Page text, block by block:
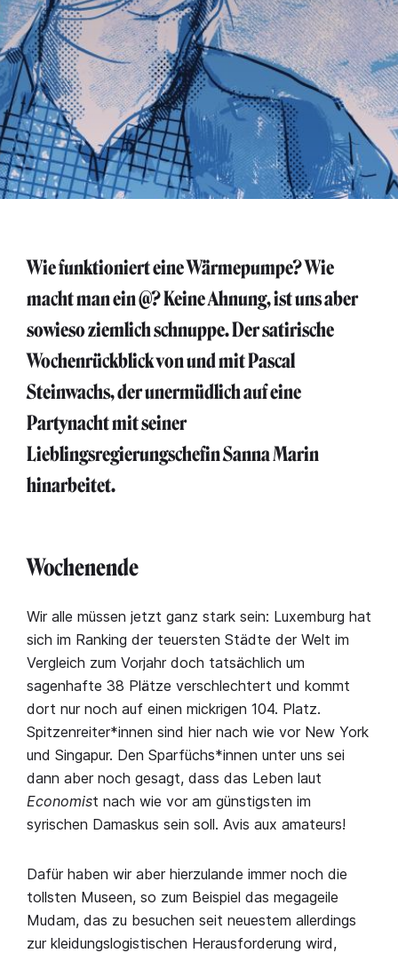
Wie funktioniert eine Wärmepumpe? Wie
macht man ein @? Keine Ahnung, ist uns aber
sowieso ziemlich schnuppe. Der satirische
Wochenrückblick von und mit Pascal
Steinwachs, der unermüdlich auf eine
Partynacht mit seiner
Lieblingsregierungschefin Sanna Marin
hinarbeitet.
Wochenende
Wir alle müssen jetzt ganz stark sein: Luxemburg hat
sich im Ranking der teuersten Städte der Welt im
Vergleich zum Vorjahr doch tatsächlich um
sagenhafte 38 Plätze verschlechtert und kommt
dort nur noch auf einen mickrigen 104. Platz.
Spitzenreiter*innen sind hier nach wie vor New York
und Singapur. Den Sparfüchs*innen unter uns sei
dann aber noch gesagt, dass das Leben laut
Economist nach wie vor am günstigsten im
syrischen Damaskus sein soll. Avis aux amateurs!
Dafür haben wir aber hierzulande immer noch die
tollsten Museen, so zum Beispiel das megageile
Mudam, das zu besuchen seit neuestem allerdings
zur kleidungslogistischen Herausforderung wird,